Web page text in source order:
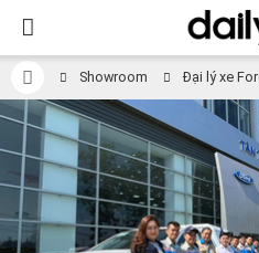
Showroom Đại lý xe